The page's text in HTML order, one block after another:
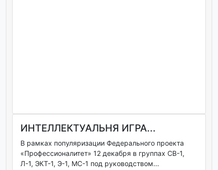
ИНТЕЛЛЕКТУАЛЬНЯ ИГРА...
В рамках популяризации Федерального проекта
«Профессионалитет» 12 декабря в группах СВ-1,
Л-1, ЭКТ-1, Э-1, МС-1 под руководством...